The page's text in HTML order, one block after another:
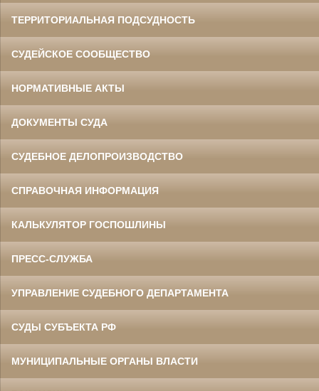
ТЕРРИТОРИАЛЬНАЯ ПОДСУДНОСТЬ
СУДЕЙСКОЕ СООБЩЕСТВО
НОРМАТИВНЫЕ АКТЫ
ДОКУМЕНТЫ СУДА
СУДЕБНОЕ ДЕЛОПРОИЗВОДСТВО
СПРАВОЧНАЯ ИНФОРМАЦИЯ
КАЛЬКУЛЯТОР ГОСПОШЛИНЫ
ПРЕСС-СЛУЖБА
УПРАВЛЕНИЕ СУДЕБНОГО ДЕПАРТАМЕНТА
СУДЫ СУБЪЕКТА РФ
МУНИЦИПАЛЬНЫЕ ОРГАНЫ ВЛАСТИ